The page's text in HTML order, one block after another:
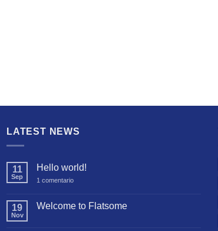
LATEST NEWS
11
Sep
Hello world!
1 comentarioen
19
Nov
Welcome to Flatsome